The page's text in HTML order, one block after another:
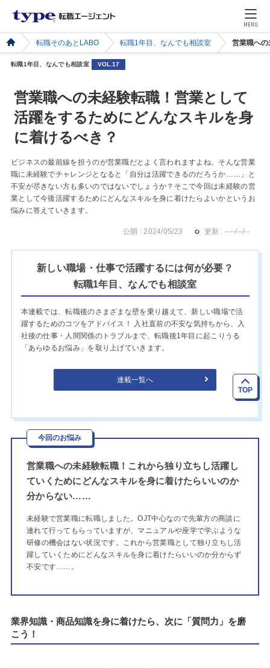
MENU
転職そのあとLABO 転職1年目、なんでも相談室 営業職への
転職1年目、なんでも相談室 VOL.17
営業職への未経験転職！営業として
活躍をするためにどんなスキルを身
に着けるべき？
ビジネスの最前線を担うのが営業職だとよく言われますよね。そんな営業
職に未経験でチャレンジとなると「自分は活躍できるのだろうか……」と
不安が尽きない方も多いのではないでしょうか？そこで今回は未経験の営
業として今後活躍するためにどんなスキルを身に着けたらよいかというお
悩みに答えていきます。
公開 : 2024/05/23 更新 : ----/--/--
新しい職場・仕事で活躍するには何が必要？
転職1年目、なんでも相談室
本連載では、転職後のさまざまな壁を乗り越えて、新しい職場で活
躍するためのコツをアドバイス！ 入社直前の不安な気持ちから、入
社後の仕事・人間関係のトラブルまで、転職後1年目に起こりうる
「あらゆるお悩み」を取り上げていきます。
連載一覧へ
今回のお悩み
営業職への未経験転職！これから独り立ちし活躍し
ていくためにどんなスキルを身に着けたらいいのか
分からない……
未経験で営業職に転職しました。OJT中心なので先輩方の商談に
連れて行ってもらっていますが、マニュアルや座学で学ぶような
研修の機会はない状況です。これから営業職として独り立ちし活
躍していくためにどんなスキルを身に着けたらいいのか分からず
不安です……。
業界知識・商品知識を身に着けたら、次に「質問力」を磨
こう！
TOP